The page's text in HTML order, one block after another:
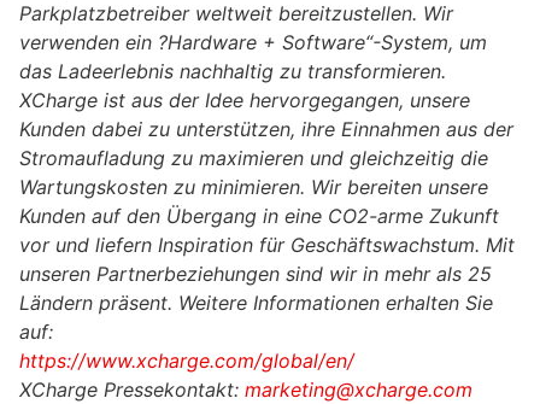
Parkplatzbetreiber weltweit bereitzustellen. Wir
verwenden ein ?Hardware + Software“-System, um
das Ladeerlebnis nachhaltig zu transformieren.
XCharge ist aus der Idee hervorgegangen, unsere
Kunden dabei zu unterstützen, ihre Einnahmen aus der
Stromaufladung zu maximieren und gleichzeitig die
Wartungskosten zu minimieren. Wir bereiten unsere
Kunden auf den Übergang in eine CO2-arme Zukunft
vor und liefern Inspiration für Geschäftswachstum. Mit
unseren Partnerbeziehungen sind wir in mehr als 25
Ländern präsent. Weitere Informationen erhalten Sie
auf:
https://www.xcharge.com/global/en/
XCharge Pressekontakt: marketing@xcharge.com